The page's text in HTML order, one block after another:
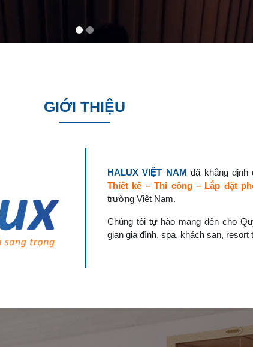
GIỚI THIỆU
HALUX VIỆT NAM đã khẳng
Thiết kế – Thi công – Lắp đặt
trường Việt Nam.
Chúng tôi tự hào mang đến cho
gian gia đình, spa, khách sạn,